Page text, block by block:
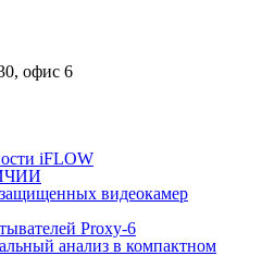
офис 6
iFLOW
видеокамер
Proxy-6
анализ в компактном